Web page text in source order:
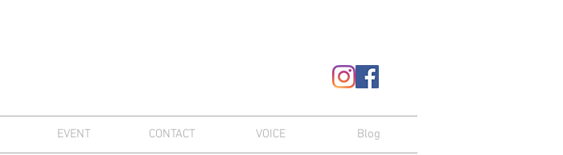
EVENT CONTACT VOICE Blog